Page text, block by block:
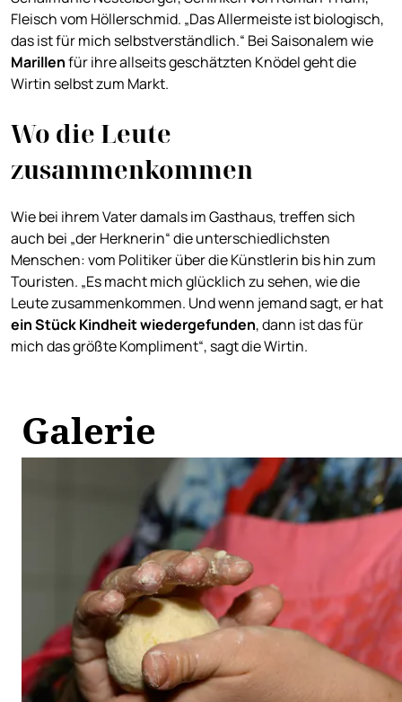
Fleisch vom Höllerschmid. „Das Allermeiste ist biologisch,
das ist für mich selbstverständlich.“ Bei Saisonalem wie
Marillenfür ihre allseits geschätzten Knödel geht die
Wirtin selbst zum Markt.
Wo die Leute
zusammenkommen
Wie bei ihrem Vater damals im Gasthaus, treffen sich
auch bei „der Herknerin“ die unterschiedlichsten
Menschen: vom Politiker über die Künstlerin bis hin zum
Touristen. „Es macht mich glücklich zu sehen, wie die
Leute zusammenkommen. Und wenn jemand sagt, er hat
ein Stück Kindheit wiedergefunden, dann ist das für
mich das größte Kompliment“, sagt die Wirtin.
Galerie